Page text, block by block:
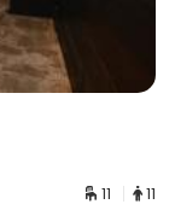
11 11